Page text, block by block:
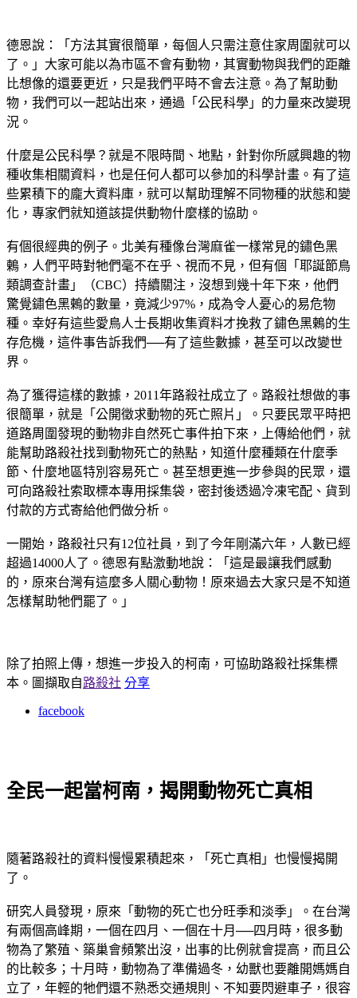
德恩說：「方法其實很簡單，每個人只需注意住家周圍就可以
了。」大家可能以為市區不會有動物，其實動物與我們的距離
比想像的還要更近，只是我們平時不會去注意。為了幫助動
物，我們可以一起站出來，通過「公民科學」的力量來改變現
況。
什麼是公民科學？就是不限時間、地點，針對你所感興趣的物
種收集相關資料，也是任何人都可以參加的科學計畫。有了這
些累積下的龐大資料庫，就可以幫助理解不同物種的狀態和變
化，專家們就知道該提供動物什麼樣的協助。
有個很經典的例子。北美有種像台灣麻雀一樣常見的鏽色黑
鶇，人們平時對牠們毫不在乎、視而不見，但有個「耶誕節鳥
類調查計畫」（CBC）持續關注，沒想到幾十年下來，他們
驚覺鏽色黑鶇的數量，竟減少97%，成為令人憂心的易危物
種。幸好有這些愛鳥人士長期收集資料才挽救了鏽色黑鶇的生
存危機，這件事告訴我們──有了這些數據，甚至可以改變世
界。
為了獲得這樣的數據，2011年路殺社成立了。路殺社想做的事
很簡單，就是「公開徵求動物的死亡照片」。只要民眾平時把
道路周圍發現的動物非自然死亡事件拍下來，上傳給他們，就
能幫助路殺社找到動物死亡的熱點，知道什麼種類在什麼季
節、什麼地區特別容易死亡。甚至想更進一步參與的民眾，還
可向路殺社索取標本專用採集袋，密封後透過冷凍宅配、貨到
付款的方式寄給他們做分析。
一開始，路殺社只有12位社員，到了今年剛滿六年，人數已經
超過14000人了。德恩有點激動地說：「這是最讓我們感動
的，原來台灣有這麼多人關心動物！原來過去大家只是不知道
怎樣幫助牠們罷了。」
除了拍照上傳，想進一步投入的柯南，可協助路殺社採集標
本。圖擷取自路殺社 分享
facebook
全民一起當柯南，揭開動物死亡真相
隨著路殺社的資料慢慢累積起來，「死亡真相」也慢慢揭開
了。
研究人員發現，原來「動物的死亡也分旺季和淡季」。在台灣
有兩個高峰期，一個在四月、一個在十月──四月時，很多動
物為了繁殖、築巢會頻繁出沒，出事的比例就會提高，而且公
的比較多；十月時，動物為了準備過冬，幼獸也要離開媽媽自
立了，年輕的牠們還不熟悉交通規則、不知要閃避車子，很容